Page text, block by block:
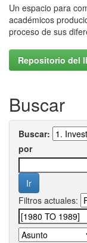
Un espacio para
académicos
proceso de sus
Repositorio del
Buscar
Buscar:
por
Filtros actuales: